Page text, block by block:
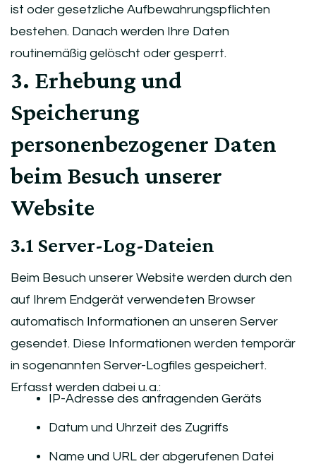
ist oder gesetzliche Aufbewahrungspflichten
bestehen. Danach werden Ihre Daten
routinemäßig gelöscht oder gesperrt.
3. Erhebung und
Speicherung
personenbezogener Daten
beim Besuch unserer
Website
3.1 Server-Log-Dateien
Beim Besuch unserer Website werden durch den
auf Ihrem Endgerät verwendeten Browser
automatisch Informationen an unseren Server
gesendet. Diese Informationen werden temporär
in sogenannten Server-Logfiles gespeichert.
Erfasst werden dabei u. a.:
IP-Adresse des anfragenden Geräts
Datum und Uhrzeit des Zugriffs
Name und URL der abgerufenen Datei